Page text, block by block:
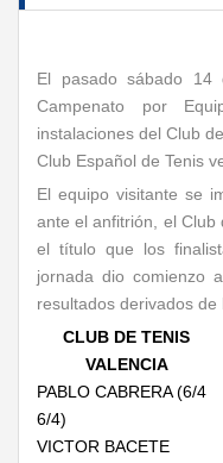
El pasado sábado
Campenato por
instalaciones del Club
Club Español de Tenis
El equipo visitante se
ante el anfitrión, el Club
el título que los
jornada dio comienzo
resultados derivados
CLUB DE TENIS
VALENCIA
PABLO CABRERA (6/4
6/4)
VICTOR BACETE